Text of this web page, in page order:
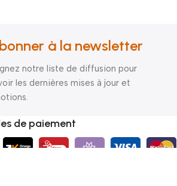
à la newsletter
notre liste de diffusion pour
les dernières mises à jour et
de paiement